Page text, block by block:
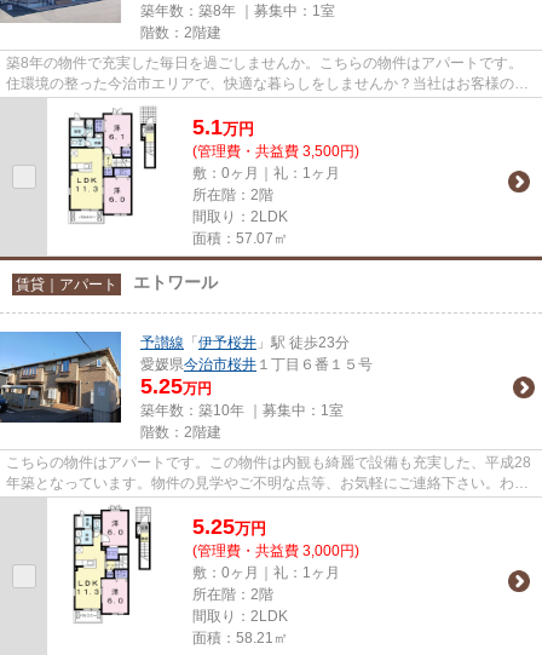
築年数：築8年 ｜募集中： 1室
階数：2階建
築8年の物件で充実した毎日を過ごしませんか。こちらの物件はアパートです。
住環境の整った今治市エリアで、快適な暮らしをしませんか？当社はお客様のご
希望にお応えし、ライフスタイ...
5.1万円
(管理費・共益費 3,500円)
敷：0ヶ月｜礼：1ヶ月
所在階：2階
間取り：2LDK
面積：57.07㎡
賃貸｜アパート エトワール
予讃線 「 伊予桜井 」駅 徒歩23分
愛媛県今治市桜井 １丁目６番１５号
5.25万円
築年数：築10年 ｜募集中： 1室
階数：2階建
こちらの物件はアパートです。この物件は内観も綺麗で設備も充実した、平成28
年築となっています。物件の見学やご不明な点等、お気軽にご連絡下さい。わた
したちスタッフ一同、物件探...
5.25万円
(管理費・共益費 3,000円)
敷：0ヶ月｜礼：1ヶ月
所在階：2階
間取り：2LDK
面積：58.21㎡